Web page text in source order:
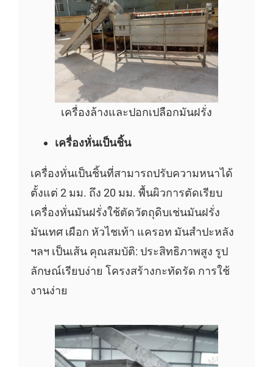
เครื่องล้างและปอกเปลือกมันฝรั่ง
เครื่องหั่นเป็นชิ้น
เครื่องหั่นเป็นชิ้นที่สามารถปรับความหนาได้
ตั้งแต่ 2 มม. ถึง 20 มม. พื้นผิวการตัดเรียบ
เครื่องหั่นมันฝรั่งใช้ตัดวัตถุดิบเช่นมันฝรั่ง
มันเทศ เผือก หัวไชเท้า แครอท มันสำปะหลัง
ฯลฯ เป็นเส้น คุณสมบัติ: ประสิทธิภาพสูง รูป
ลักษณ์เรียบง่าย โครงสร้างกะทัดรัด การใช้
งานง่าย